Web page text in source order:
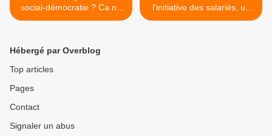
social-démocratie ? Ca ne
choque pas Pierre Laurent !
l'initiative des salariés, un
rassemblement
Hébergé par Overblog
Top articles
Pages
Contact
Signaler un abus